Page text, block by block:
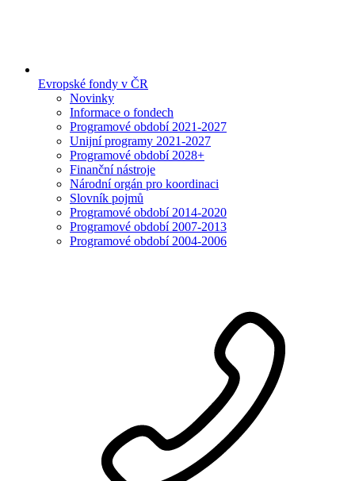
Evropské fondy v ČR
Novinky
Informace o fondech
Programové období 2021-2027
Unijní programy 2021-2027
Programové období 2028+
Finanční nástroje
Národní orgán pro koordinaci
Slovník pojmů
Programové období 2014-2020
Programové období 2007-2013
Programové období 2004-2006